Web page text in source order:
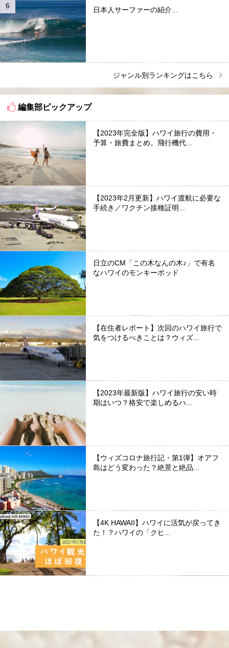
日本人サーファーの紹介...
ジャンル別ランキングはこちら
編集部ピックアップ
【2023年完全版】ハワイ旅行の費用・
予算・旅費まとめ。飛行機代...
【2023年2月更新】ハワイ渡航に必要な
手続き／ワクチン接種証明...
日立のCM「この木なんの木♪」で有名
なハワイのモンキーポッド
【在住者レポート】次回のハワイ旅行で
気をつけるべきことは？ウィズ...
【2023年最新版】ハワイ旅行の安い時
期はいつ？格安で楽しめるハ...
【ウィズコロナ旅行記・第1弾】オアフ
島はどう変わった？絶景と絶品...
【4K HAWAII】ハワイに活気が戻ってき
た！？ハワイの「クヒ...